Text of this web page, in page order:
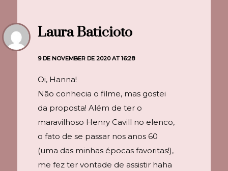
Laura Baticioto
9 DE NOVEMBER DE 2020 AT 16:28
Oi, Hanna!
Não conhecia o filme, mas gostei
da proposta! Além de ter o
maravilhoso Henry Cavill no elenco,
o fato de se passar nos anos 60
(uma das minhas épocas favoritas!),
me fez ter vontade de assistir haha